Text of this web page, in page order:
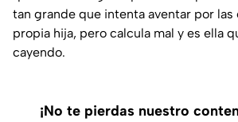
tan grande que intenta aventar por las
propia hija, pero calcula mal y es ella
cayendo.
¡No te pierdas nuestro